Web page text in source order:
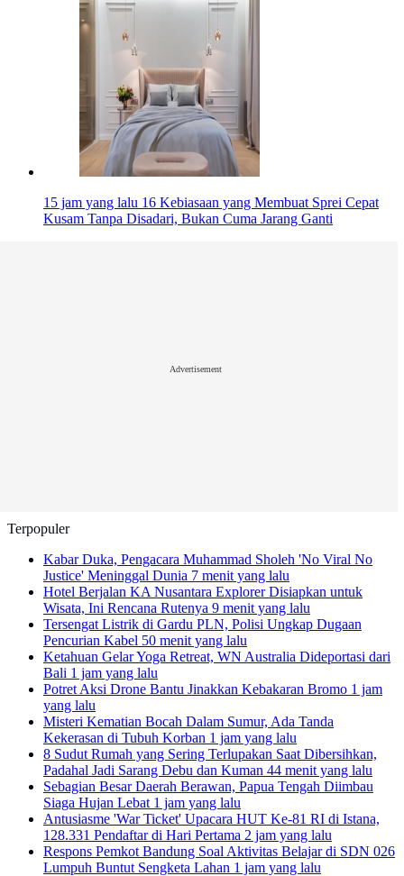
15 jam yang lalu 16 Kebiasaan yang Membuat Sprei Cepat
Kusam Tanpa Disadari, Bukan Cuma Jarang Ganti
Advertisement
Terpopuler
Kabar Duka, Pengacara Muhammad Sholeh 'No Viral No
Justice' Meninggal Dunia 7 menit yang lalu
Hotel Berjalan KA Nusantara Explorer Disiapkan untuk
Wisata, Ini Rencana Rutenya 9 menit yang lalu
Tersengat Listrik di Gardu PLN, Polisi Ungkap Dugaan
Pencurian Kabel 50 menit yang lalu
Ketahuan Gelar Yoga Retreat, WN Australia Dideportasi dari
Bali 1 jam yang lalu
Potret Aksi Drone Bantu Jinakkan Kebakaran Bromo 1 jam
yang lalu
Misteri Kematian Bocah Dalam Sumur, Ada Tanda
Kekerasan di Tubuh Korban 1 jam yang lalu
8 Sudut Rumah yang Sering Terlupakan Saat Dibersihkan,
Padahal Jadi Sarang Debu dan Kuman 44 menit yang lalu
Sebagian Besar Daerah Berawan, Papua Tengah Diimbau
Siaga Hujan Lebat 1 jam yang lalu
Antusiasme 'War Ticket' Upacara HUT Ke-81 RI di Istana,
128.331 Pendaftar di Hari Pertama 2 jam yang lalu
Respons Pemkot Bandung Soal Aktivitas Belajar di SDN 026
Lumpuh Buntut Sengketa Lahan 1 jam yang lalu